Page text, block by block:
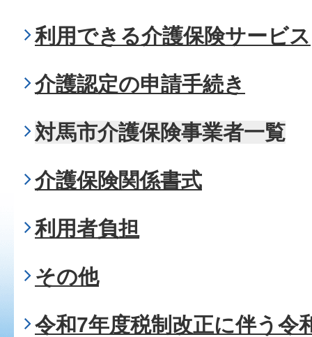
利用できる介護保険サービス
介護認定の申請手続き
対馬市介護保険事業者一覧
介護保険関係書式
利用者負担
その他
令和7年度税制改正に伴う令